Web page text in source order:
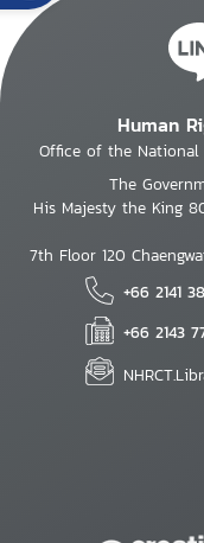
Human
Office of the National
The
His Majesty the King
7th Floor 120
+66 2141
+66 2143